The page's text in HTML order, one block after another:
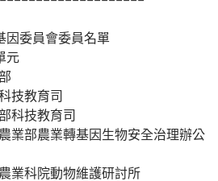
委員會委員名單
元
技教育司
科技教育司
部農業轉基因生物安全治理辦公
科院動物維護研討所